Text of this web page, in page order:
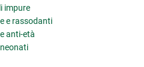
impure
e rassodanti
anti-età